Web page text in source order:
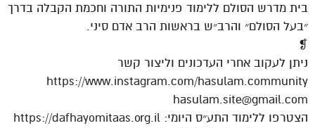
בית מדרש הסולם ללימוד פנימיות התורה וחכמת הקבלה בדרך
״בעל הסולם״ והרב״ש בראשות הרב אדם סיני.
❡
ניתן לעקוב אחרי העדכונים וליצור קשר
https://www.instagram.com/hasulam.community
hasulam.site@gmail.com
הצטרפו ללימוד התע״ס היומי: https://dafhayomitaas.org.il